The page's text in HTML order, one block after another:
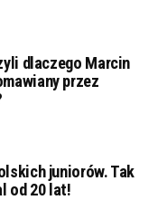
dlaczego Marcin
przez
juniorów. Tak
od 20 lat!